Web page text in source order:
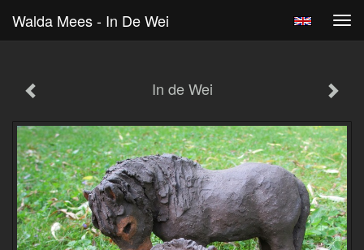
Walda Mees - In De Wei
In de Wei